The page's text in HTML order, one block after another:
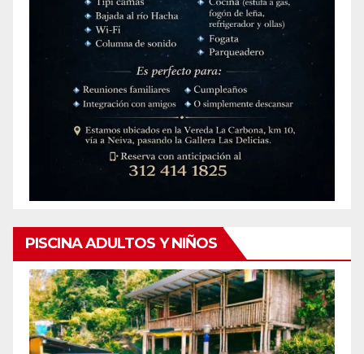
PISCINA ADULTOS Y NIÑOS